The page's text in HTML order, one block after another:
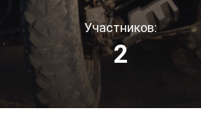
Участников:
2